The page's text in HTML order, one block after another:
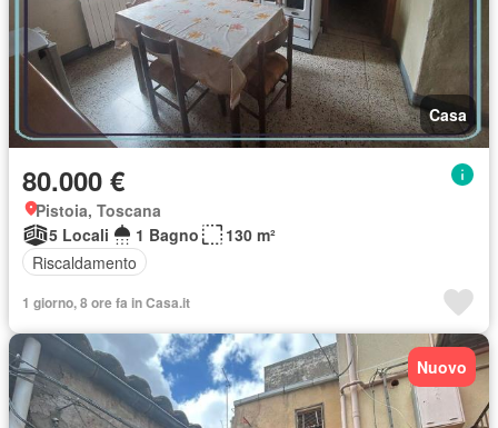
Casa
80.000 €
Pistoia, Toscana
5 Locali
1 Bagno
130 m²
Riscaldamento
1 giorno, 8 ore fa in Casa.it
Nuovo